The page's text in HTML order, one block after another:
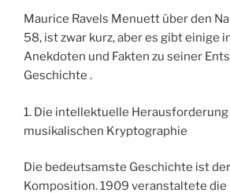
Maurice Ravels Menuett über den
58, ist zwar kurz, aber es gibt einige
Anekdoten und Fakten zu seiner
Geschichte .
1. Die intellektuelle
musikalischen Kryptographie
Die bedeutsamste Geschichte ist
Komposition. 1909 veranstaltete die